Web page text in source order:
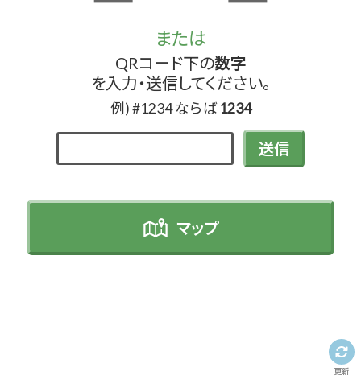
または
QRコード下の数字
を入力・送信してください。
例) #1234 ならば1234
送信
マップ
更新